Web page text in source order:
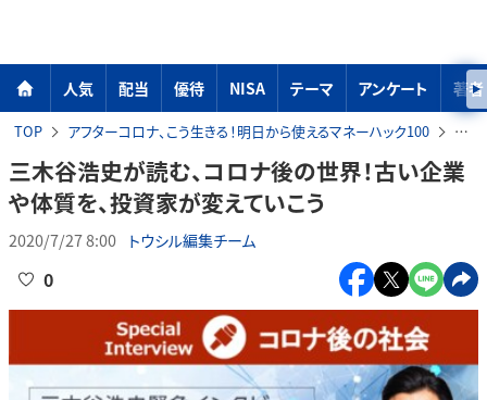
人気 配当 優待 NISA テーマ アンケート 著者
TOP アフターコロナ、こう生きる！明日から使えるマネーハック100 三木
三木谷浩史が読む、コロナ後の世界！古い企業
や体質を、投資家が変えていこう
2020/7/27 8:00 トウシル編集チーム
0